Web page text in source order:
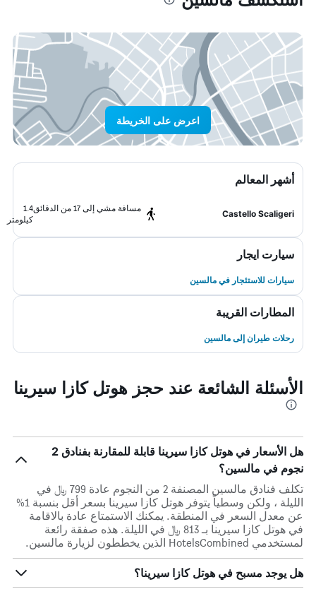
اعرض على الخريطة
أشهر المعالم
Castello Scaligeri
مسافة مشي إلى 17 من الدقائق
1.4
كيلومتر
سيارت ايجار
سيارات للاستئجار في مالسين
المطارات القريبة
رحلات طيران إلى مالسين
الأسئلة الشائعة عند حجز هوتل كازا سيرينا
هل الأسعار في هوتل كازا سيرينا قابلة للمقارنة بفنادق 2
نجوم في مالسين؟
تكلف فنادق مالسين المصنفة 2 من النجوم عادة 799 ﷼ في
الليلة ، ولكن وسطياً يتوفر هوتل كازا سيرينا بسعر أقل بنسبة 1%
عن معدل السعر في المنطقة. يمكنك الاستمتاع عادة بالاقامة
في هوتل كازا سيرينا بـ 813 ﷼ في الليلة. هذه صفقة رائعة
لمستخدمي HotelsCombined الذين يخططون لزيارة مالسين.
هل يوجد مسبح في هوتل كازا سيرينا؟